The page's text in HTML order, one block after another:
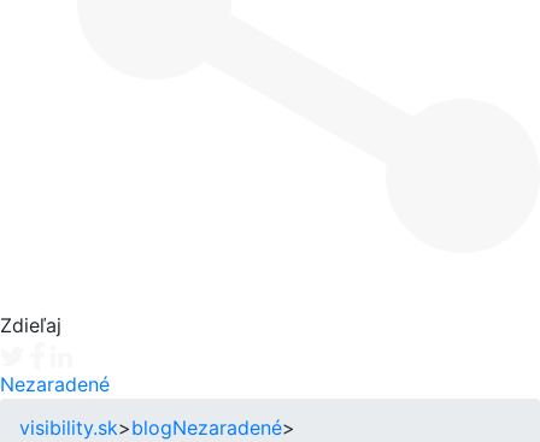
Zdieľaj
Nezaradené
visibility.sk>blogNezaradené>